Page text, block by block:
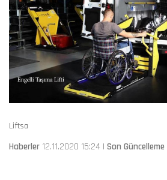
Liftsa
Haberler 12.11.2020 15:24 | Son Güncelleme